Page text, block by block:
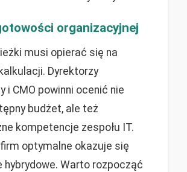
organizacyjnej
musi opierać się na
Dyrektorzy
i CMO powinni ocenić nie
budżet, ale też
kompetencje zespołu IT.
optymalne okazuje się
hybrydowe. Warto rozpocząć